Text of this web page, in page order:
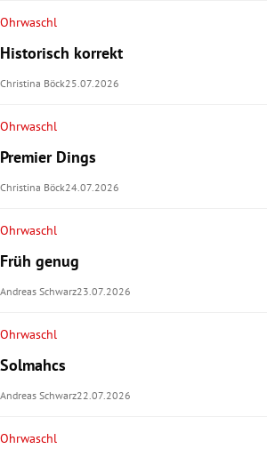
Ohrwaschl
Historisch korrekt
Christina Böck25.07.2026
Ohrwaschl
Premier Dings
Christina Böck24.07.2026
Ohrwaschl
Früh genug
Andreas Schwarz23.07.2026
Ohrwaschl
Solmahcs
Andreas Schwarz22.07.2026
Ohrwaschl